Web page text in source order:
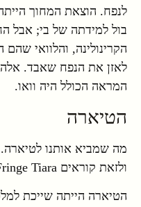
לנפח. הוצאת המחוך
בול למידתה של בי; אבל
הקרינולינה, והלוואי
לאזן את הנפח שאבד.
המראה הכולל היה וואו.
הטיארה
מה שמביא אותנו
ולזאת קוראים The Queen Mary Fringe Tiara.
הטיארה הייתה שייכת